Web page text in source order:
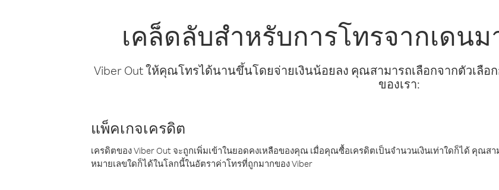
เคล็ดลับสำหรับการโทรจากเดนม
Viber Out ให้คุณโทรได้นานขึ้นโดยจ่ายเงินน้อยลง คุณสามารถเลือกจากตัวเลื
ของเรา:
แพ็คเกจเครดิต
เครดิตของ Viber Out จะถูกเพิ่มเข้าในยอดคงเหลือของคุณ เมื่อคุณซื้อเครดิตเป็นจำนวนเงินเท่าใดก็ได้ คุณส
หมายเลขใดก็ได้ในโลกนี้ในอัตราค่าโทรที่ถูกมากของ Viber